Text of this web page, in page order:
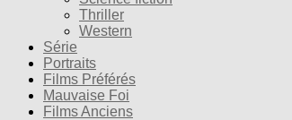
Thriller
Western
Série
Portraits
Films Préférés
Mauvaise Foi
Films Anciens